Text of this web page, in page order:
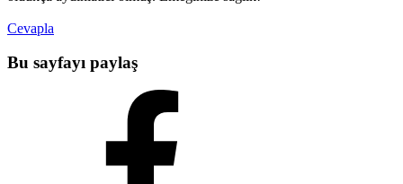
Cevapla
Bu sayfayı paylaş